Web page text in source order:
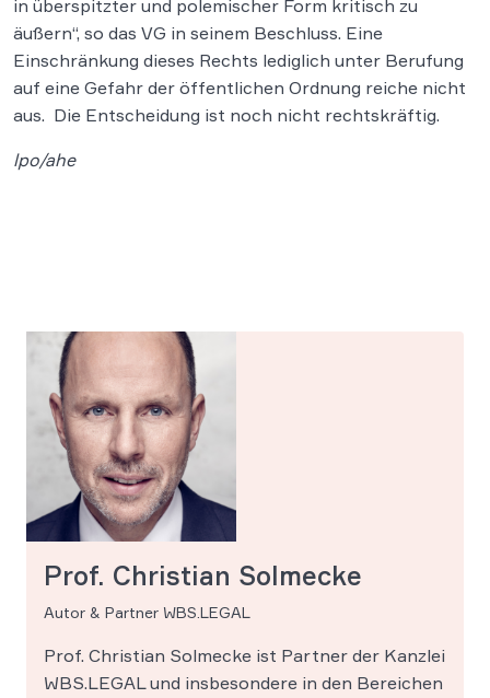
in überspitzter und polemischer Form kritisch zu
äußern“, so das VG in seinem Beschluss. Eine
Einschränkung dieses Rechts lediglich unter Berufung
auf eine Gefahr der öffentlichen Ordnung reiche nicht
aus. Die Entscheidung ist noch nicht rechtskräftig.
lpo/ahe
Prof. Christian Solmecke
Autor & Partner WBS.LEGAL
Prof. Christian Solmecke ist Partner der Kanzlei
WBS.LEGAL und insbesondere in den Bereichen